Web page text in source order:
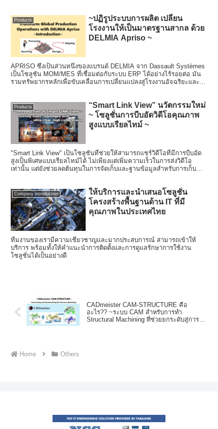
แวดล้อมที่ดี (Ergonomics)
Products
~ปฏิรูประบบการผลิต เปลี่ยน
โรงงานให้เป็นมาตรฐานสากล ด้วย
DELMIA Apriso ~
APRISO ซึ่งเป็นส่วนหนึ่งของแบรนด์ DELMIA จาก Dassault Systèmes
เป็นโซลูชัน MOM/MES ที่เชื่อมต่อกับระบบ ERP ได้อย่างไร้รอยต่อ มัน
รวมทรัพยากรหลักเพื่อขับเคลื่อนการเปลี่ยนแปลงสู่โรงงานอัจฉริยะและ
Products
“Smart Link View” นวัตกรรมใหม่
~ โซลูชั่นการบีบอัดวิดีโอคุณภาพ
สูงแบบเรียลไทม์ ~
"Smart Link View" เป็นโซลูชันที่ช่วยให้สามารถแชร์วิดีโอที่มีการบีบอัด
สูงเป็นพิเศษแบบเรียลไทม์ได้ ไม่เพียงแต่เพิ่มความเร็วในการส่งวิดีโอ
เท่านั้น แต่ยังช่วยลดต้นทุนในการจัดเก็บและฐานข้อมูลสำหรับการเก็บ
Company introduction
ให้บริการและนำเสนอโซลูชั่น
โครงสร้างพื้นฐานด้าน IT ที่มี
คุณภาพในประเทศไทย
ทีมงานของเรามีความเชี่ยวชาญและมากประสบการณ์ สามารถเข้าให้
บริการ พร้อมทั้งให้คำแนะนำการติดตั้งและการดูแลรักษาการใช้งาน
โซลูชั่นได้เป็นอย่างดี
CADmeister CAM-STRUCTURE คือ
อะไร?? ~ระบบ CAM สำหรับการทำ
Structural Machining ที่ช่วยยกระดับสู่การ
Home Others